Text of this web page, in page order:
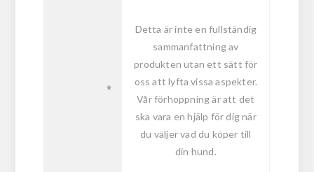
*
Detta är inte en fullständig
sammanfattning av
produkten utan ett sätt för
oss att lyfta vissa aspekter.
Vår förhoppning är att det
ska vara en hjälp för dig när
du väljer vad du köper till
din hund.